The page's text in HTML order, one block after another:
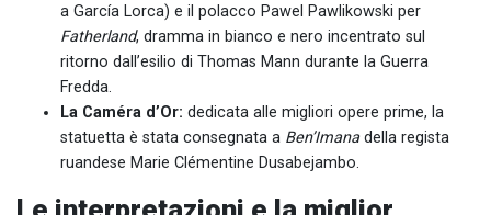
a García Lorca) e il polacco Pawel Pawlikowski per
Fatherland, dramma in bianco e nero incentrato sul
ritorno dall’esilio di Thomas Mann durante la Guerra
Fredda.
La Caméra d’Or: dedicata alle migliori opere prime, la
statuetta è stata consegnata a Ben’Imanadella regista
ruandese Marie Clémentine Dusabejambo.